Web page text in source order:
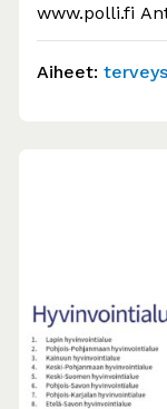
www.polli.fi
myös
omaishoidon
Aiheet: terveys